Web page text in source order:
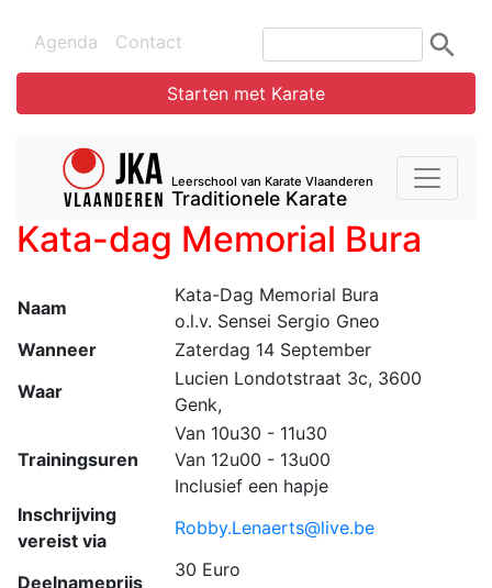
Agenda Contact
Starten met Karate
Leerschool van Karate Vlaanderen
Traditionele Karate
Kata-dag Memorial Bura
Naam
Kata-Dag Memorial Bura
o.l.v. Sensei Sergio Gneo
Wanneer
Zaterdag 14 September
Waar
Lucien Londotstraat 3c, 3600
Genk,
Trainingsuren
Van 10u30 - 11u30
Van 12u00 - 13u00
Inclusief een hapje
Inschrijving
vereist via
Robby.Lenaerts@live.be
Deelnameprijs
30 Euro